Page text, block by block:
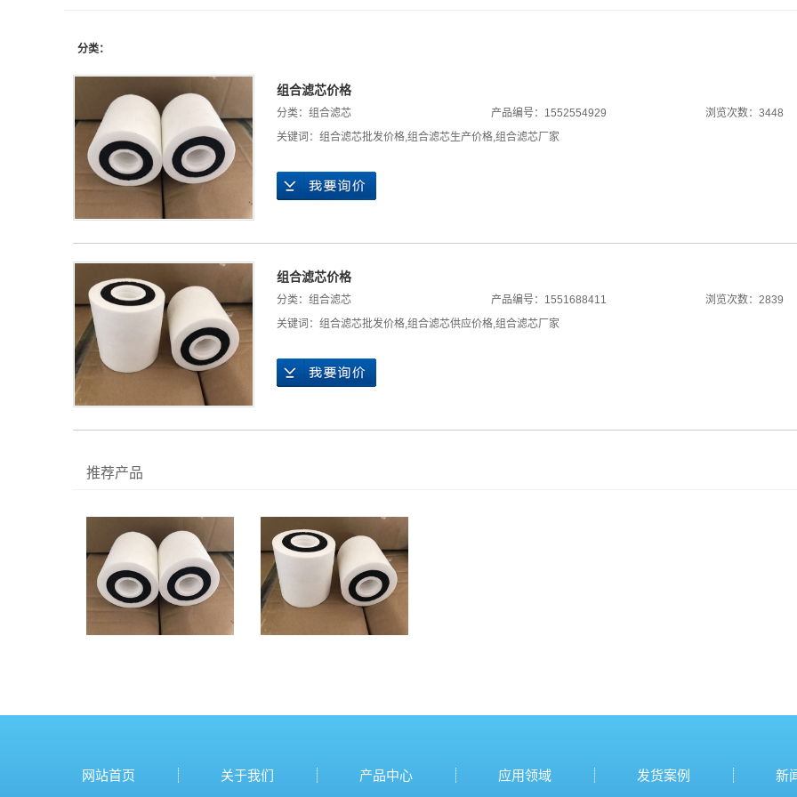
分类：
组合滤芯价格
分类： 组合滤芯 产品编号：1552554929
浏览次数：3448
关键词： 组合滤芯批发价格,组合滤芯生产价格,组合滤芯厂家
组合滤芯价格
分类： 组合滤芯 产品编号：1551688411
浏览次数：2839
关键词： 组合滤芯批发价格,组合滤芯供应价格,组合滤芯厂家
推荐产品
网站首页 关于我们 产品中心 应用领域 发货案例 新